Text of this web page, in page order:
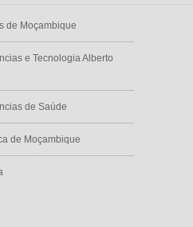
de Moçambique
e Tecnologia Alberto
de Saúde
de Moçambique